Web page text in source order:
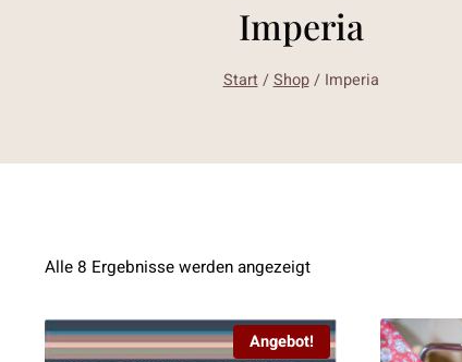
Imperia
Start /Shop / Imperia
Alle 8 Ergebnisse werden angezeigtNach
sortiert
Angebot!